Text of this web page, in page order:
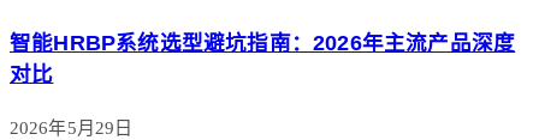
智能HRBP系统选型避坑指南：2026年主流产品深度
对比
2026年5月29日